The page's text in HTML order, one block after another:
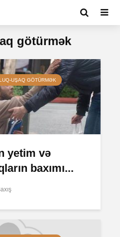
götürmək
UŞAQ GÖTÜRMƏK
yetim və
baxımı...